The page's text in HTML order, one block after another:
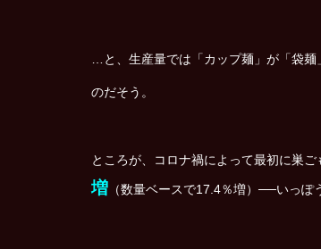
…と、生産量では「カップ麺」が「袋麺
のだそう。
ところが、コロナ禍によって最初に巣
増 （数量ベースで17.4％増）──いっ